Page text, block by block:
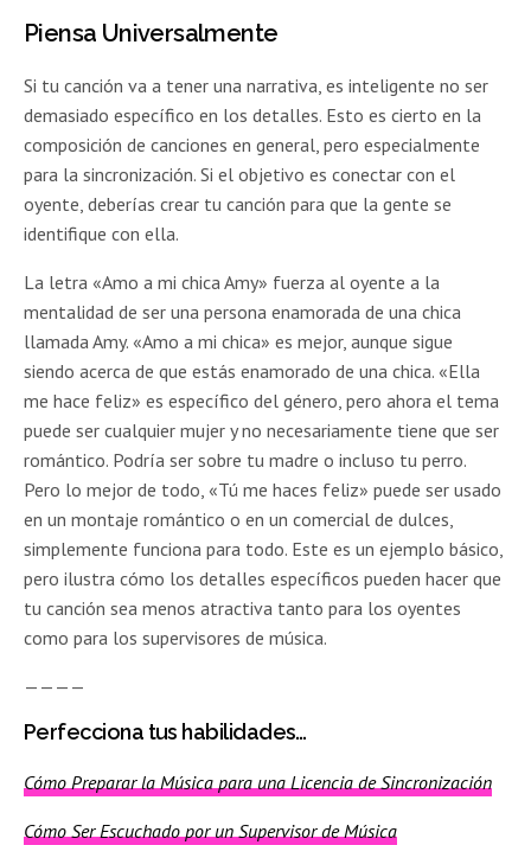
Piensa Universalmente
Si tu canción va a tener una narrativa, es inteligente no ser
demasiado específico en los detalles. Esto es cierto en la
composición de canciones en general, pero especialmente
para la sincronización. Si el objetivo es conectar con el
oyente, deberías crear tu canción para que la gente se
identifique con ella.
La letra «Amo a mi chica Amy» fuerza al oyente a la
mentalidad de ser una persona enamorada de una chica
llamada Amy. «Amo a mi chica» es mejor, aunque sigue
siendo acerca de que estás enamorado de una chica. «Ella
me hace feliz» es específico del género, pero ahora el tema
puede ser cualquier mujer y no necesariamente tiene que ser
romántico. Podría ser sobre tu madre o incluso tu perro.
Pero lo mejor de todo, «Tú me haces feliz» puede ser usado
en un montaje romántico o en un comercial de dulces,
simplemente funciona para todo. Este es un ejemplo básico,
pero ilustra cómo los detalles específicos pueden hacer que
tu canción sea menos atractiva tanto para los oyentes
como para los supervisores de música.
————
Perfecciona tus habilidades…
Cómo Preparar la Música para una Licencia de Sincronización
Cómo Ser Escuchado por un Supervisor de Música